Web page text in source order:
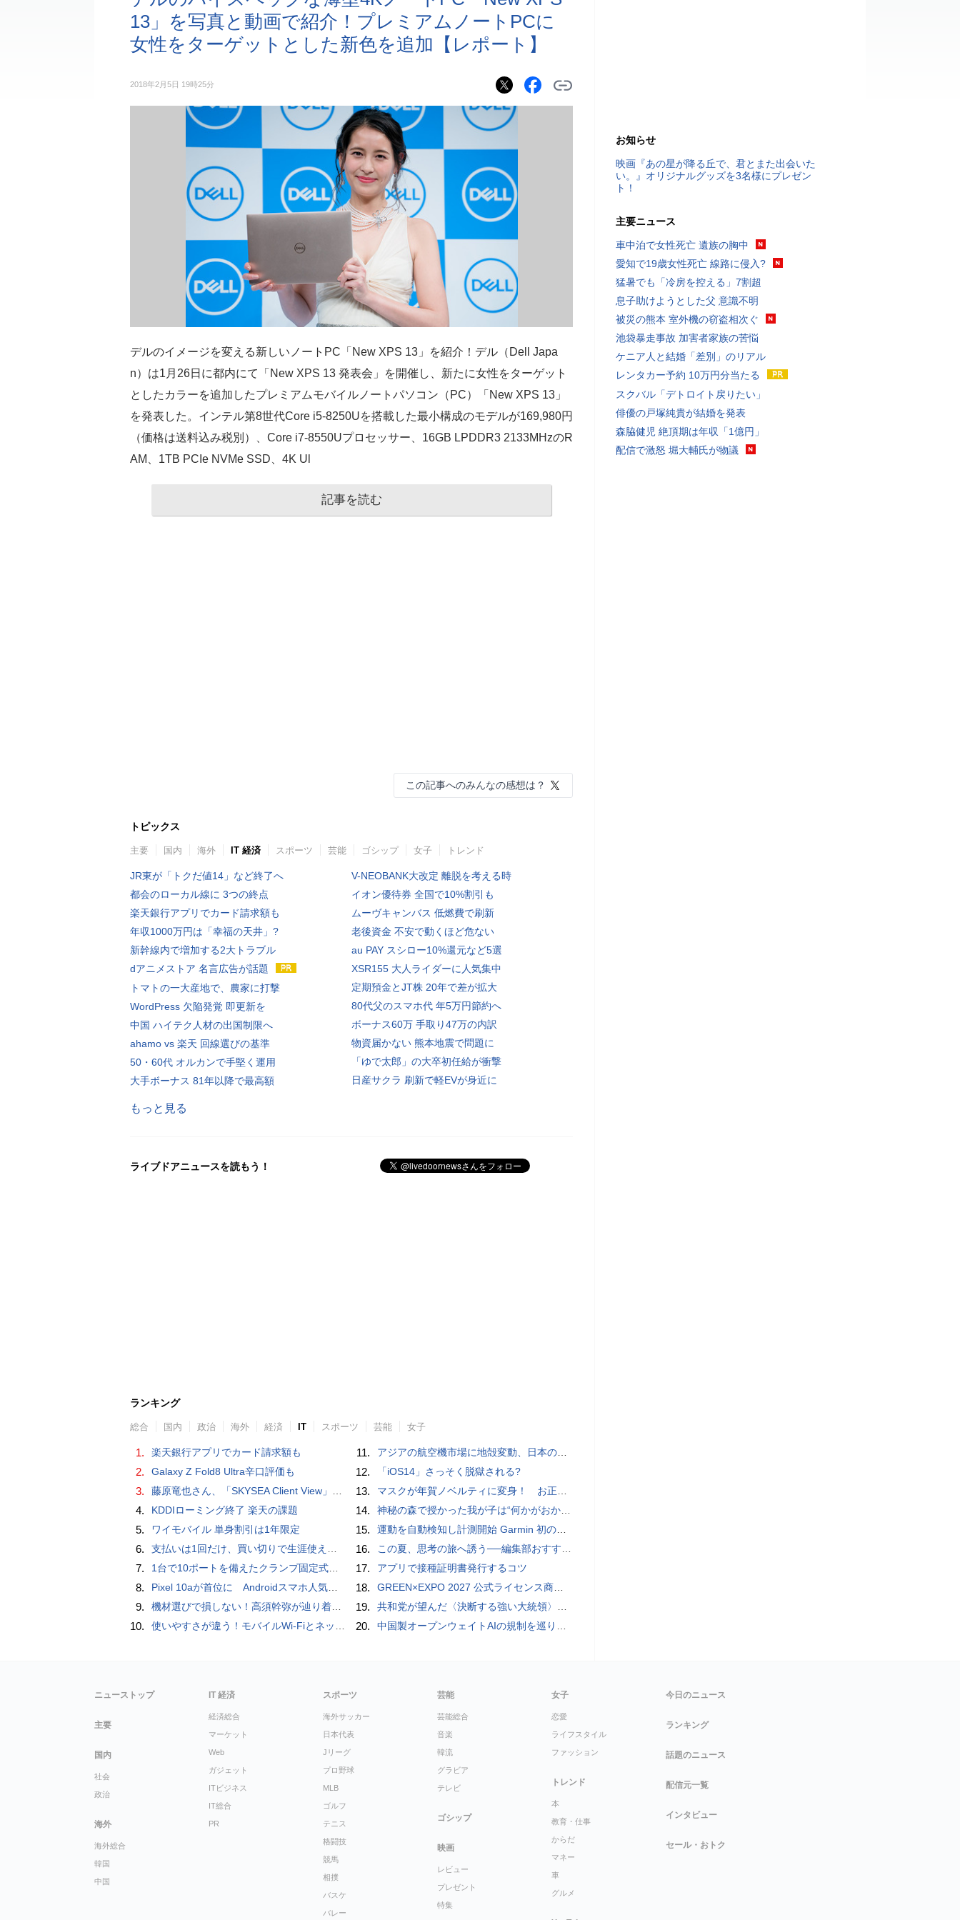
13」を写真と動画で紹介！プレミアムノートPCに
女性をターゲットとした新色を追加【レポート】
2018年2月5日 19時25分
デルのイメージを変える新しいノートPC「New XPS 13」を紹介！デル（Dell Japa
n）は1月26日に都内にて「New XPS 13 発表会」を開催し、新たに女性をターゲット
としたカラーを追加したプレミアムモバイルノートパソコン（PC）「New XPS 13」
を発表した。インテル第8世代Core i5-8250Uを搭載した最小構成のモデルが169,980円
（価格は送料込み税別）、Core i7-8550Uプロセッサー、16GB LPDDR3 2133MHzのR
AM、1TB PCIe NVMe SSD、4K Ul
記事を読む
この記事へのみんなの感想は？
トピックス
主要 国内 海外 IT 経済 スポーツ 芸能 ゴシップ 女子 トレンド
JR東が「トクだ値14」など終了へ
都会のローカル線に 3つの終点
楽天銀行アプリでカード請求額も
年収1000万円は「幸福の天井」?
新幹線内で増加する2大トラブル
dアニメストア 名言広告が話題
トマトの一大産地で、農家に打撃
WordPress 欠陥発覚 即更新を
中国 ハイテク人材の出国制限へ
ahamo vs 楽天 回線選びの基準
50・60代 オルカンで手堅く運用
大手ボーナス 81年以降で最高額
V-NEOBANK大改定 離脱を考える時
イオン優待券 全国で10%割引も
ムーヴキャンバス 低燃費で刷新
老後資金 不安で動くほど危ない
au PAY スシロー10%還元など5選
XSR155 大人ライダーに人気集中
定期預金とJT株 20年で差が拡大
80代父のスマホ代 年5万円節約へ
ボーナス60万 手取り47万の内訳
物資届かない 熊本地震で問題に
「ゆで太郎」の大卒初任給が衝撃
日産サクラ 刷新で軽EVが身近に
もっと見る
ライブドアニュースを読もう！
ランキング
総合 国内 政治 海外 経済 IT スポーツ 芸能 女子
1. 楽天銀行アプリでカード請求額も
2. Galaxy Z Fold8 Ultra辛口評価も
3. 藤原竜也さん、「SKYSEA Client View」新CMで「AI労務改善」をアピール 働き方をAIが分析したら「すぐに休んで」と言われる？
4. KDDIローミング終了 楽天の課題
5. ワイモバイル 単身割引は1年限定
6. 支払いは1回だけ、買い切りで生涯使えるプランがあるオンラインストレージ4選
7. 1台で10ポートを備えたクランプ固定式電源タップ「Anker Nano Power Strip (10-in-1, 70W, クランプ式)」レビュー
8. Pixel 10aが首位に Androidスマホ人気ランキングTOP10 2026/8/8
9. 機材選びで損しない！高須幹弥が辿り着いた「大当り」の神マイクとは
10. 使いやすさが違う！モバイルWi-FiとネットHDD【PC-DIY 秋の陣】
11. アジアの航空機市場に地殻変動、日本のサプライヤーに影響も
12. 「iOS14」さっそく脱獄される?
13. マスクが年賀ノベルティに変身！ お正月特別パッケージの注文受付開始
14. 神秘の森で授かった我が子は“何かがおかしい”『ナイトボーン -夜哭-』本編映像解禁 母の絶叫顔うちわが全国の劇場に［ホラー通信］
15. 運動を自動検知し計測開始 Garmin 初のスマートバンドを発売 10日間のロングバッテリーで手間いらず
16. この夏、思考の旅へ誘う──編集部おすすめの7冊：WIRED BOOK GUIDE
17. アプリで接種証明書発行するコツ
18. GREEN×EXPO 2027 公式ライセンス商品！初の「トゥンクトゥンク」公式LINEスタンプ、販売開始
19. 共和党が望んだ〈決断する強い大統領〉が統治するアメリカの到来──「アメリカン・ドッペルゲンガー」by 池田純一#14
20. 中国製オープンウェイトAIの規制を巡り、シリコンバレーで意見が二分
お知らせ
映画『あの星が降る丘で、君とまた出会いた
い。』オリジナルグッズを3名様にプレゼン
ト！
主要ニュース
車中泊で女性死亡 遺族の胸中
愛知で19歳女性死亡 線路に侵入?
猛暑でも「冷房を控える」7割超
息子助けようとした父 意識不明
被災の熊本 室外機の窃盗相次ぐ
池袋暴走事故 加害者家族の苦悩
ケニア人と結婚「差別」のリアル
レンタカー予約 10万円分当たる
スクバル「デトロイト戻りたい」
俳優の戸塚純貴が結婚を発表
森脇健児 絶頂期は年収「1億円」
配信で激怒 堀大輔氏が物議
ニューストップ
主要
国内
社会
政治
海外
海外総合
韓国
中国
IT 経済
経済総合
マーケット
Web
ガジェット
ITビジネス
IT総合
PR
スポーツ
海外サッカー
日本代表
Jリーグ
プロ野球
MLB
ゴルフ
テニス
格闘技
競馬
相撲
バスケ
バレー
芸能
芸能総合
音楽
韓流
グラビア
テレビ
ゴシップ
映画
レビュー
プレゼント
特集
女子
恋愛
ライフスタイル
ファッション
トレンド
本
教育・仕事
からだ
マネー
車
グルメ
今日のニュース
ランキング
話題のニュース
配信元一覧
インタビュー
セール・おトク